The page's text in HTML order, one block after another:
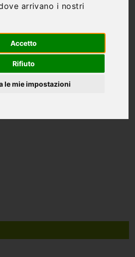
arrivano i nostri
Accetto
Rifiuto
le mie impostazioni
alla Rocca di